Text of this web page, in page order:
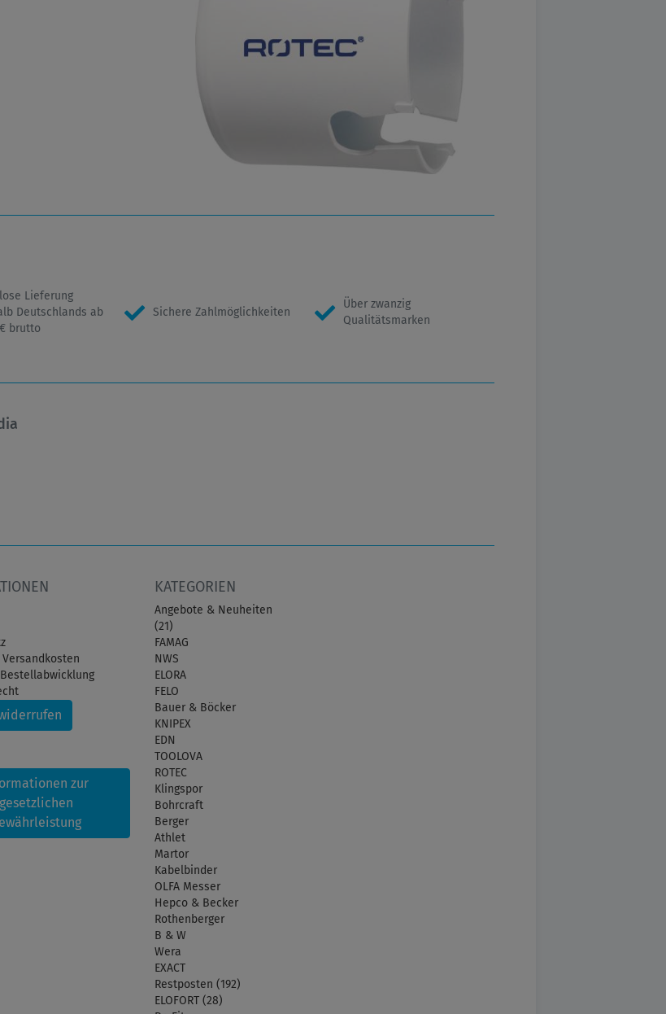
Lieferung
Deutschlands ab
brutto
Sichere Zahlmöglichkeiten
Über zwanzig
Qualitätsmarken
zur
gesetzlichen
KATEGORIEN
Angebote & Neuheiten
(21)
FAMAG
NWS
ELORA
FELO
Bauer & Böcker
KNIPEX
EDN
TOOLOVA
ROTEC
Klingspor
Bohrcraft
Berger
Athlet
Martor
Kabelbinder
OLFA Messer
Hepco & Becker
Rothenberger
B & W
Wera
EXACT
Restposten (192)
ELOFORT (28)